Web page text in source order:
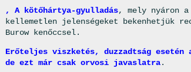
, A kötőhártya-gyulladás, mely nyáron
kellemetlen jelenségeket bekenhetjük
Burow kenőccsel.
Erőteljes viszketés, duzzadtság
de ezt már csak orvosi javaslatra.